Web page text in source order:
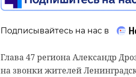
Подписывайтесь на нас в
Глава 47 региона Александр
на звонки жителей